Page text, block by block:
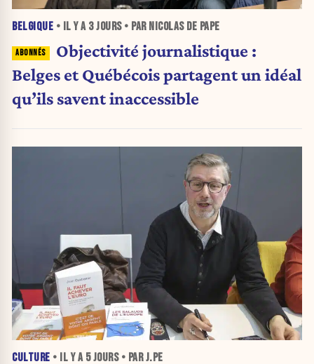
BELGIQUE • IL Y A 3 JOURS• PAR NICOLAS DE PAPE
Objectivité journalistique :
Belges et Québécois partagent un idéal
qu’ils savent inaccessible
CULTURE • IL Y A 5 JOURS• PAR J.PE